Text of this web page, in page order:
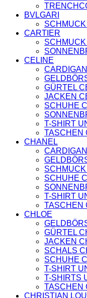
T-
MCM
VERSACE
MCQUEEN
BVLGARI
SCHMUCK
CARTIER
CELINE
GÜRTEL
JACKEN
SCHUHE
T-SHIRT
TASCHEN
CHANEL
SCHUHE
T-SHIRT
TASCHEN
CHLOE
GÜRTEL
JACKEN
SCHALS
SCHUHE
T-SHIRT
T-SHIRTS
TASCHEN
CHRISTIAN